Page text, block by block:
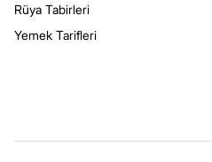
Rüya Tabirleri
Yemek Tarifleri